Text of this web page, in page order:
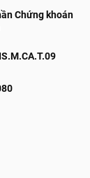
Chứng khoán